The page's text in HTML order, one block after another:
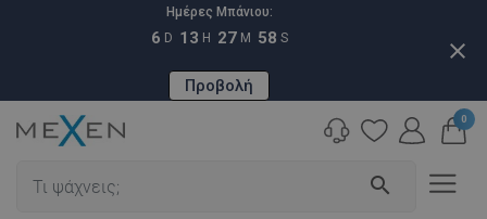
Ημέρες Μπάνιου:
6 D 13 H 27 M 57 S
Προβολή
close
search
0